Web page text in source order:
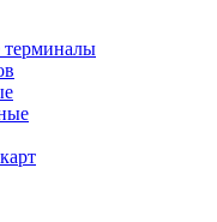
терминалы